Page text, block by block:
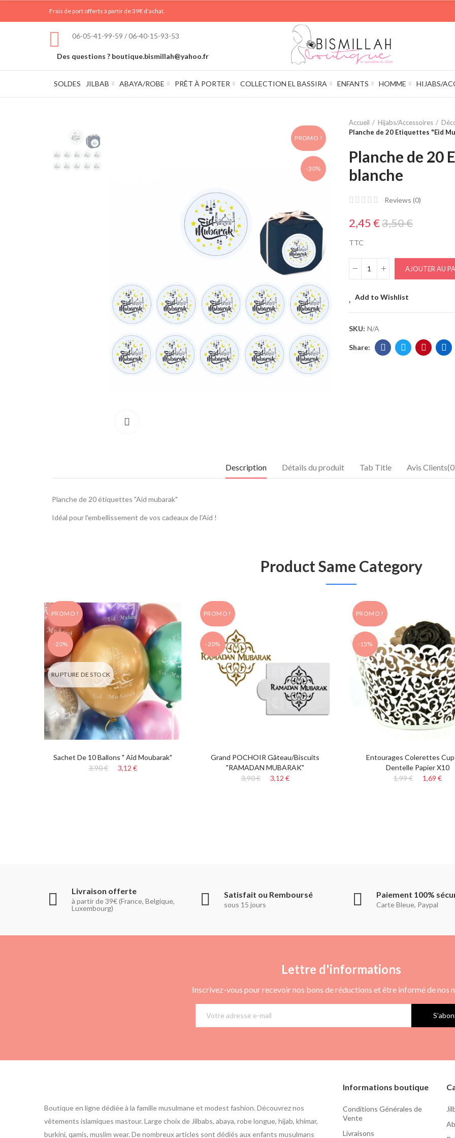
Frais de port offerts à partir de 39€ d'achat.
06-05-41-99-59 / 06-40-15-93-53
Des questions ? boutique.bismillah@yahoo.fr
SOLDES JILBAB ABAYA/ROBE PRÊT À PORTER COLLECTION EL BASSIRA ENFANTS HOMME HIJABS/
PROMO !
-30%
Accueil Hijabs/Accessoires
Planche de 20 Etiquettes "Eid
Planche de 20
blanche
Reviews (0)
2,45 €3,50 €
TTC
AJOUTER AU
Add to Wishlist
SKU: N/A
Description Détails du produit Tab Title Avis
Planche de 20 étiquettes "Aid mubarak"
Idéal pour l'embellissement de vos cadeaux de l'Aid !
Product Same Category
PROMO !
-20%
RUPTURE DE STOCK
Sachet De 10 Ballons " Aîd Moubarak"
3,90 €
3,12 €
PROMO !
-20%
Grand POCHOIR Gâteau/Biscuits
"RAMADAN MUBARAK"
3,90 €
3,12 €
PROMO !
-15%
Entourages Colerettes
Dentelle Papier X10
1,99 €
1,69 €
Livraison offerte
à partir de 39€ (France, Belgique,
Luxembourg)
Satisfait ou Remboursé
sous 15 jours
Paiement 100%
Carte Bleue, Paypal
Lettre d'informations
Inscrivez-vous pour recevoir nos bons de réductions et être informé de nos
Boutique en ligne dédiée à la famille musulmane et modest fashion. Découvrez nos
vêtements islamiques mastour. Large choix de Jilbabs, abaya, robe longue, hijab, khimar,
burkini, qamis, muslim wear. De nombreux articles sont dédiés aux enfants musulmans
Informations boutique
Conditions Générales de
Vente
Livraisons